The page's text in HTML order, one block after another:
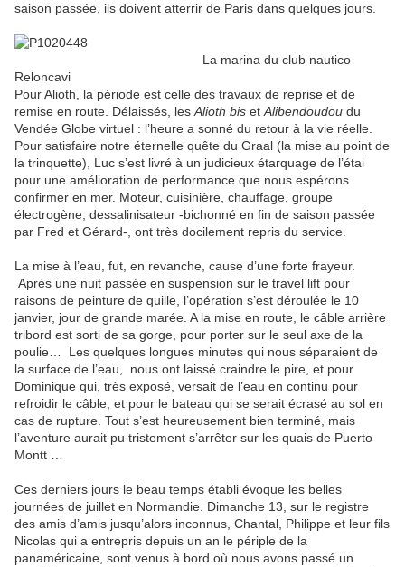
saison passée, ils doivent atterrir de Paris dans quelques jours.
La marina du club nautico
Reloncavi
Pour Alioth, la période est celle des travaux de reprise et de
remise en route. Délaissés, les Alioth bis et Alibendoudou du
Vendée Globe virtuel : l’heure a sonné du retour à la vie réelle.
Pour satisfaire notre éternelle quête du Graal (la mise au point de
la trinquette), Luc s’est livré à un judicieux étarquage de l’étai
pour une amélioration de performance que nous espérons
confirmer en mer. Moteur, cuisinière, chauffage, groupe
électrogène, dessalinisateur -bichonné en fin de saison passée
par Fred et Gérard-, ont très docilement repris du service.
La mise à l’eau, fut, en revanche, cause d’une forte frayeur.
Après une nuit passée en suspension sur le travel lift pour
raisons de peinture de quille, l’opération s’est déroulée le 10
janvier, jour de grande marée. A la mise en route, le câble arrière
tribord est sorti de sa gorge, pour porter sur le seul axe de la
poulie… Les quelques longues minutes qui nous séparaient de
la surface de l’eau, nous ont laissé craindre le pire, et pour
Dominique qui, très exposé, versait de l’eau en continu pour
refroidir le câble, et pour le bateau qui se serait écrasé au sol en
cas de rupture. Tout s’est heureusement bien terminé, mais
l’aventure aurait pu tristement s’arrêter sur les quais de Puerto
Montt …
Ces derniers jours le beau temps établi évoque les belles
journées de juillet en Normandie. Dimanche 13, sur le registre
des amis d’amis jusqu’alors inconnus, Chantal, Philippe et leur fils
Nicolas qui a entrepris depuis un an le périple de la
panaméricaine, sont venus à bord où nous avons passé un